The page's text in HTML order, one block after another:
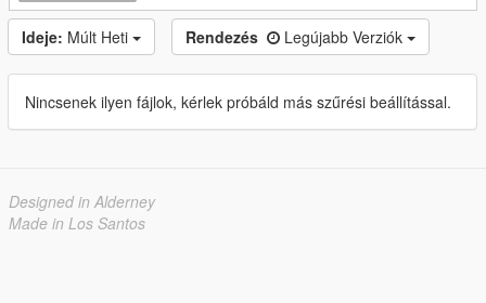
Ideje: Múlt Heti Rendezés Legújabb Verziók
Nincsenek ilyen fájlok, kérlek próbáld más szűrési beállítással.
Designed in Alderney
Made in Los Santos